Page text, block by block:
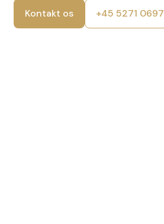
Kontakt os +45 5271 0697